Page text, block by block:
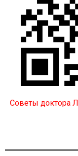
Советы доктора